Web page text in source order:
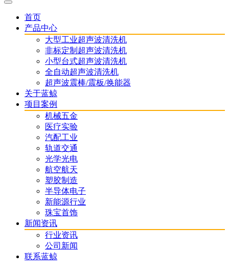
首页
产品中心
大型工业超声波清洗机
非标定制超声波清洗机
小型台式超声波清洗机
全自动超声波清洗机
超声波震棒/震板/换能器
关于蓝鲸
项目案例
机械五金
医疗实验
汽配工业
轨道交通
光学光电
航空航天
塑胶制造
半导体电子
新能源行业
珠宝首饰
新闻资讯
行业资讯
公司新闻
联系蓝鲸